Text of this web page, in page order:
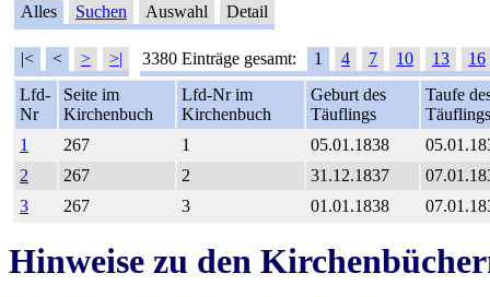
Alles Suchen Auswahl Detail
|< < > >| 3380 Einträge gesamt: 1 4 7 10 13
16
Lfd-
Nr
Seite im
Kirchenbuch
Lfd-Nr im
Kirchenbuch
Geburt des
Täuflings
Taufe
Täuflings
1
267 1 05.01.1838
2
267 2 31.12.1837
3
267 3 01.01.1838
Hinweise zu den